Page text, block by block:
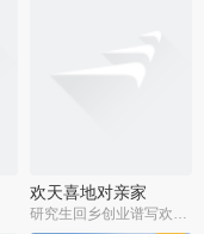
欢天喜地对亲家